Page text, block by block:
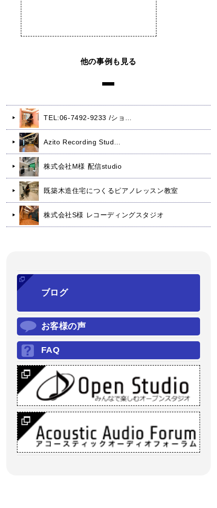
他の事例も見る
TEL:06-7492-9233 /ショ…
Azito Recording Stud…
株式会社M様 配信studio
既築木造住宅につくるピアノレッスン教室
株式会社S様 レコーディングスタジオ
ブログ
お客様の声
FAQ